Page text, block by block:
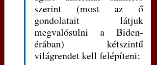
szerint (most az ő
gondolatait látjuk
megvalósulni a Biden-
érában) kétszintű
világrendet kell felépíteni: